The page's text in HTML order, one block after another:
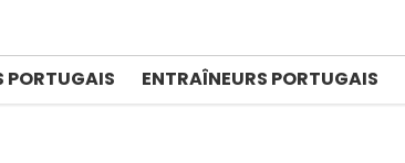
PORTUGAIS ENTRAÎNEURS PORTUGAIS